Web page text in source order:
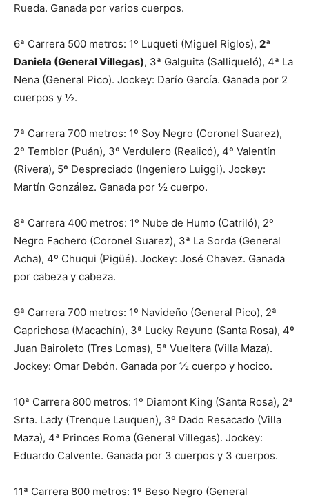
Rueda. Ganada por varios cuerpos.
6ª Carrera 500 metros: 1º Luqueti (Miguel Riglos), 2ª
Daniela (General Villegas), 3ª Galguita (Salliqueló), 4ª La
Nena (General Pico). Jockey: Darío García. Ganada por 2
cuerpos y ½.
7ª Carrera 700 metros: 1º Soy Negro (Coronel Suarez),
2º Temblor (Puán), 3º Verdulero (Realicó), 4º Valentín
(Rivera), 5º Despreciado (Ingeniero Luiggi). Jockey:
Martín González. Ganada por ½ cuerpo.
8ª Carrera 400 metros: 1º Nube de Humo (Catriló), 2º
Negro Fachero (Coronel Suarez), 3ª La Sorda (General
Acha), 4º Chuqui (Pigüé). Jockey: José Chavez. Ganada
por cabeza y cabeza.
9ª Carrera 700 metros: 1º Navideño (General Pico), 2ª
Caprichosa (Macachín), 3ª Lucky Reyuno (Santa Rosa), 4º
Juan Bairoleto (Tres Lomas), 5ª Vueltera (Villa Maza).
Jockey: Omar Debón. Ganada por ½ cuerpo y hocico.
10ª Carrera 800 metros: 1º Diamont King (Santa Rosa), 2ª
Srta. Lady (Trenque Lauquen), 3º Dado Resacado (Villa
Maza), 4ª Princes Roma (General Villegas). Jockey:
Eduardo Calvente. Ganada por 3 cuerpos y 3 cuerpos.
11ª Carrera 800 metros: 1º Beso Negro (General